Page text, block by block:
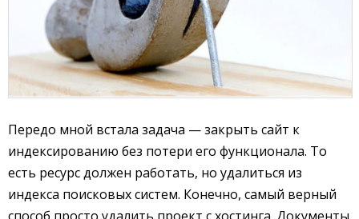
Передо мной встала задача — закрыть сайт к
индексированию без потери его функционала. То
есть ресурс должен работать, но удалиться из
индекса поисковых систем. Конечно, самый верный